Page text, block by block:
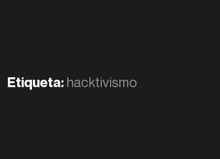
Etiqueta: hacktivismo